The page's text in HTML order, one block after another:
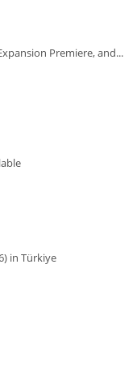
Premiere, and...
in Türkiye